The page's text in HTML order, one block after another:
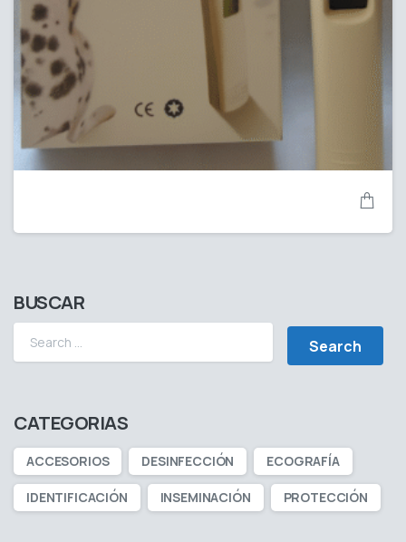
BUSCAR
CATEGORIAS
ACCESORIOS DESINFECCIÓN ECOGRAFÍA
IDENTIFICACIÓN INSEMINACIÓN PROTECCIÓN